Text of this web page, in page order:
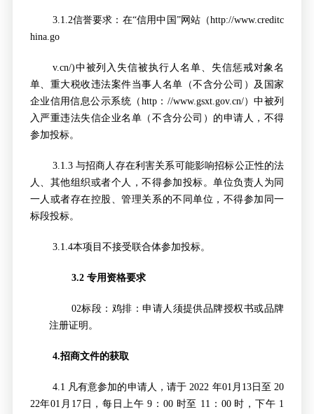
3.1.2信誉要求：在“信用中国”网站（http://www.creditc
hina.go
v.cn/)中被列入失信被执行人名单、失信惩戒对象名
单、重大税收违法案件当事人名单（不含分公司）及国家
企业信用信息公示系统（http：//www.gsxt.gov.cn/）中被列
入严重违法失信企业名单（不含分公司）的申请人，不得
参加投标。
3.1.3 与招商人存在利害关系可能影响招标公正性的法
人、其他组织或者个人，不得参加投标。单位负责人为同
一人或者存在控股、管理关系的不同单位，不得参加同一
标段投标。
3.1.4本项目不接受联合体参加投标。
3.2 专用资格要求
02标段：鸡排：申请人须提供品牌授权书或品牌
注册证明。
4.招商文件的获取
4.1 凡有意参加的申请人，请于 2022 年01月13日至 20
22年01月17日，每日上午 9：00 时至 11：00 时，下午 1